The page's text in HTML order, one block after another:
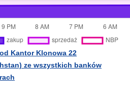
Kantor Klonowa 22
ze wszystkich banków